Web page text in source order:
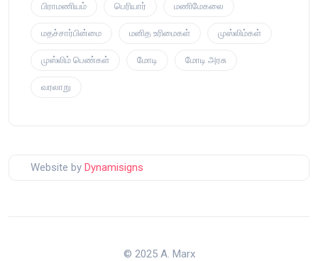
பிராமணியம் பெரியார் மணிமேகலை
மதச்சார்பின்மை மனித உரிமைகள் முஸ்லிம்கள்
முஸ்லிம் பெண்கள் மோடி மோடி அரசு
வரலாறு
Website by Dynamisigns
© 2025 A. Marx